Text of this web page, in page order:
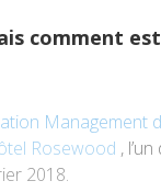
comment
Management
Rosewood ,
2018.